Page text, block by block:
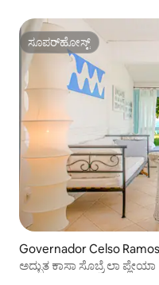
ಸೂಪರ್‌ಹೋಸ್ಟ್
ಸೂಪರ್‌ಹೋಸ್ಟ್
Governador Celso
ಅದ್ಭುತ ಕಾಸಾ ಸೊಬ್ರೆ ಲಾ ಪ್ಲೇಯಾ